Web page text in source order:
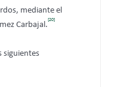
mediante el
Carbajal.
[20]
siguientes